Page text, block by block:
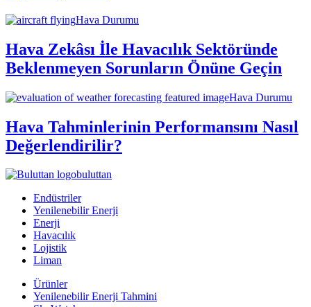
Hava Durumu
Hava Zekâsı İle Havacılık Sektöründe
Beklenmeyen Sorunların Önüne Geçin
Hava Durumu
Hava Tahminlerinin Performansını Nasıl
Değerlendirilir?
buluttan
Endüstriler
Yenilenebilir Enerji
Enerji
Havacılık
Lojistik
Liman
Ürünler
Yenilenebilir Enerji Tahmini